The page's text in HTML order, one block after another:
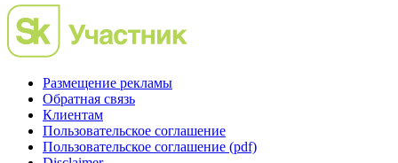
Размещение рекламы
Обратная связь
Клиентам
Пользовательское соглашение
Пользовательское соглашение (pdf)